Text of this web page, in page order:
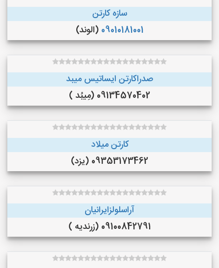
سازه کارتن
09010181001 (الوند)
صدراکارتن ایساتیس میبد
09134570402 (مِیبُد )
کارتن میلاد
09353173462 (یزد)
آراسلولزایرانیان
09100842791 (زرندیه )